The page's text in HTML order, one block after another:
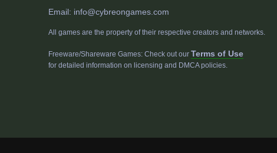
Email: info@cybreongames.com
All games are the property of their respective creators and networks.
Freeware/Shareware Games: Check out our Terms of Use
for detailed information on licensing and DMCA policies.